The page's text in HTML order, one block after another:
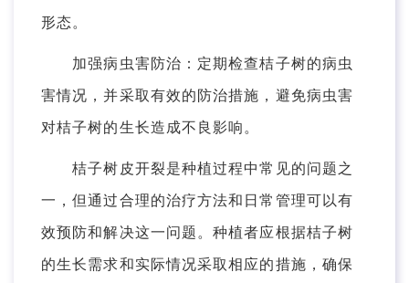
形态。
加强病虫害防治：定期检查桔子树的病虫
害情况，并采取有效的防治措施，避免病虫害
对桔子树的生长造成不良影响。
桔子树皮开裂是种植过程中常见的问题之
一，但通过合理的治疗方法和日常管理可以有
效预防和解决这一问题。种植者应根据桔子树
的生长需求和实际情况采取相应的措施，确保